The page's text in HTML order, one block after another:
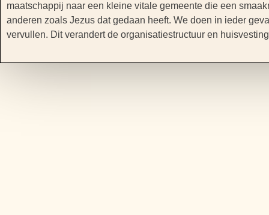
maatschappij naar een kleine vitale gemeente die een
anderen zoals Jezus dat gedaan heeft. We doen in ieder
vervullen. Dit verandert de organisatiestructuur en